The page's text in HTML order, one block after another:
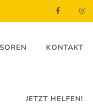
KONTAKT
JETZT HELFEN!